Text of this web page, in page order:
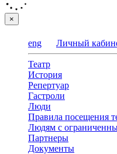
×
eng Личный
Театр
История
Репертуар
Гастроли
Люди
Правила посещения
Людям с
Партнеры
Документы